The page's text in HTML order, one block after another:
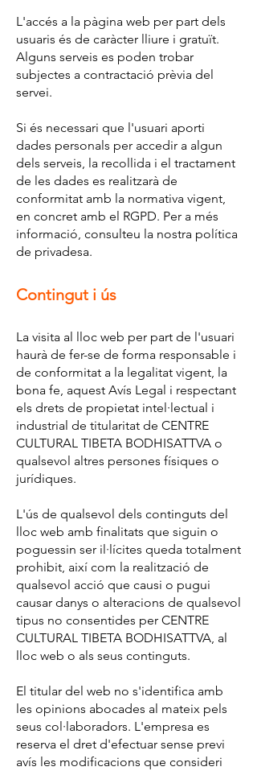
L'accés a la pàgina web per part dels
usuaris és de caràcter lliure i gratuït.
Alguns serveis es poden trobar
subjectes a contractació prèvia del
servei.
Si és necessari que l'usuari aporti
dades personals per accedir a algun
dels serveis, la recollida i el tractament
de les dades es realitzarà de
conformitat amb la normativa vigent,
en concret amb el RGPD. Per a més
informació, consulteu la nostra política
de privadesa.
Contingut i ús
La visita al lloc web per part de l'usuari
haurà de fer-se de forma responsable i
de conformitat a la legalitat vigent, la
bona fe, aquest Avís Legal i respectant
els drets de propietat intel·lectual i
industrial de titularitat de CENTRE
CULTURAL TIBETA BODHISATTVA o
qualsevol altres persones físiques o
jurídiques.
L'ús de qualsevol dels continguts del
lloc web amb finalitats que siguin o
poguessin ser il·lícites queda totalment
prohibit, així com la realització de
qualsevol acció que causi o pugui
causar danys o alteracions de qualsevol
tipus no consentides per CENTRE
CULTURAL TIBETA BODHISATTVA, al
lloc web o als seus continguts.
El titular del web no s'identifica amb
les opinions abocades al mateix pels
seus col·laboradors. L'empresa es
reserva el dret d'efectuar sense previ
avís les modificacions que consideri